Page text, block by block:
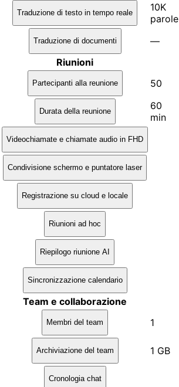
Traduzione di testo in tempo reale
10K
parole
Traduzione di documenti —
Riunioni
Partecipanti alla reunione 50
Durata della reunione
60
min
Videochiamate e chiamate audio in FHD
Condivisione schermo e puntatore laser
Registrazione su cloud e locale
Riunioni ad hoc
Riepilogo riunione AI
Sincronizzazione calendario
Team e collaborazione
Membri del team 1
Archiviazione del team 1 GB
Cronologia chat